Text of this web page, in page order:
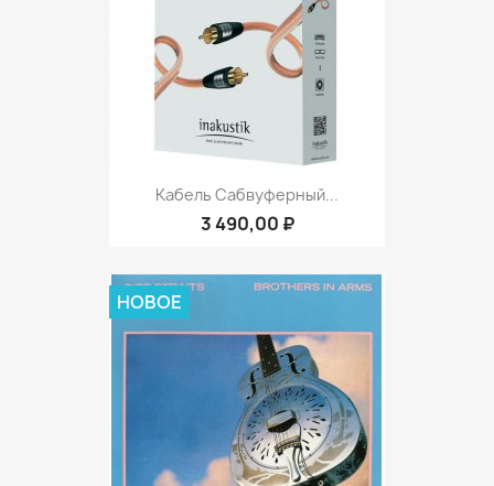
Кабель Сабвуферный...
3 490,00 ₽
НОВОЕ